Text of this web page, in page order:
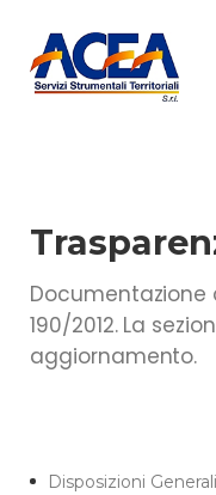
Documentazione
190/2012. La
aggiornamento.
Disposizioni Generali